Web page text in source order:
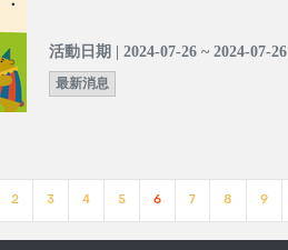
活動日期 | 2024-07-26 ~ 2024-07-26
最新消息
2 3 4 5 6 7 8 9